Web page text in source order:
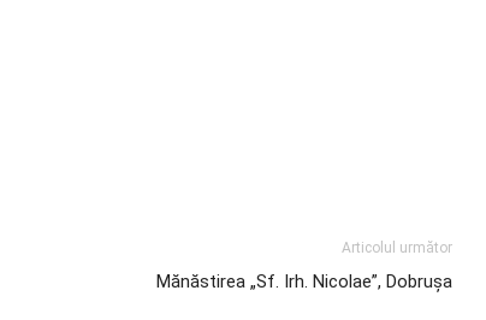
Articolul următor
Mănăstirea „Sf. Irh. Nicolae”, Dobruşa